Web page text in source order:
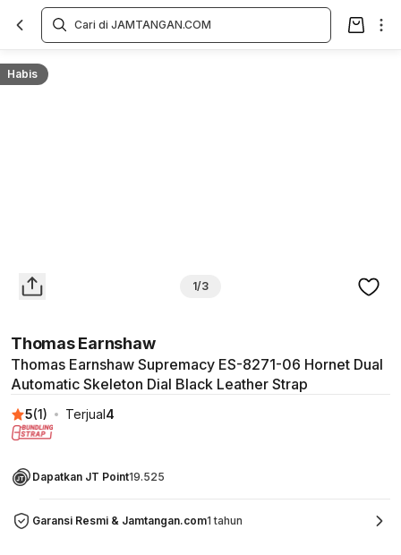
Habis
1/3
Thomas Earnshaw
Thomas Earnshaw Supremacy ES-8271-06 Hornet Dual
Automatic Skeleton Dial Black Leather Strap
5(1) Terjual4
Dapatkan JT Point19.525
Garansi Resmi & Jamtangan.com1 tahun
Overview